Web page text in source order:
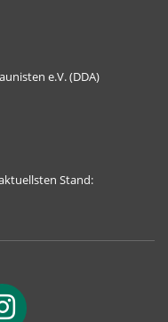
Wolfsee
e.V. (DDA)
Stand: